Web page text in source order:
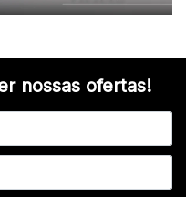
nossas ofertas!